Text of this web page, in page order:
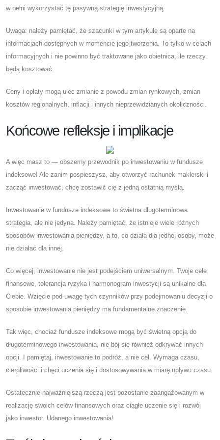
w pełni wykorzystać tę pasywną strategię inwestycyjną.
Uwaga: należy pamiętać, że szacunki w tym artykule są oparte na
informacjach dostępnych w momencie jego tworzenia. To tylko w celach
informacyjnych i nie powinno być traktowane jako obietnica, ile rzeczy
będą kosztować.
Ceny i opłaty mogą ulec zmianie z powodu zmian rynkowych, zmian
kosztów regionalnych, inflacji i innych nieprzewidzianych okoliczności.
Końcowe refleksje i implikacje
A więc masz to — obszerny przewodnik po inwestowaniu w fundusze
indeksowe! Ale zanim pospieszysz, aby otworzyć rachunek maklerski i
zacząć inwestować, chcę zostawić cię z jedną ostatnią myślą.
Inwestowanie w fundusze indeksowe to świetna długoterminowa
strategia, ale nie jedyna. Należy pamiętać, że istnieje wiele różnych
sposobów inwestowania pieniędzy, a to, co działa dla jednej osoby, może
nie działać dla innej.
Co więcej, inwestowanie nie jest podejściem uniwersalnym. Twoje cele
finansowe, tolerancja ryzyka i harmonogram inwestycji są unikalne dla
Ciebie. Wzięcie pod uwagę tych czynników przy podejmowaniu decyzji o
sposobie inwestowania pieniędzy ma fundamentalne znaczenie.
Tak więc, chociaż fundusze indeksowe mogą być świetną opcją do
długoterminowego inwestowania, nie bój się również odkrywać innych
opcji. I pamiętaj, inwestowanie to podróż, a nie cel. Wymaga czasu,
cierpliwości i chęci uczenia się i dostosowywania w miarę upływu czasu.
Ostatecznie najważniejszą rzeczą jest pozostanie zaangażowanym w
realizację swoich celów finansowych oraz ciągłe uczenie się i rozwój
jako inwestor. Udanego inwestowania!